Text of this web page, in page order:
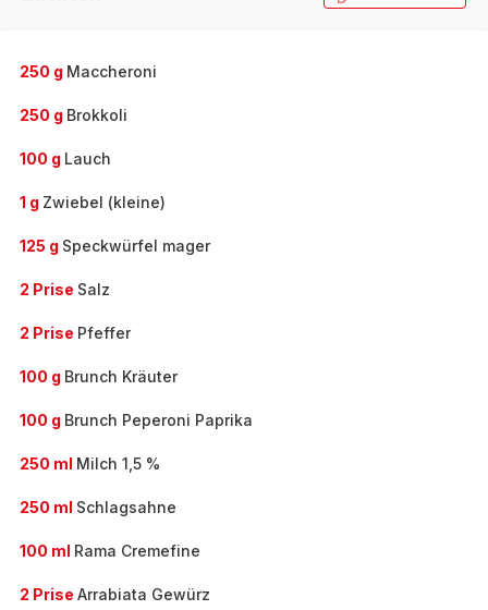
250 g Maccheroni
250 g Brokkoli
100 g Lauch
1 g Zwiebel (kleine)
125 g Speckwürfel mager
2 Prise Salz
2 Prise Pfeffer
100 g Brunch Kräuter
100 g Brunch Peperoni Paprika
250 ml Milch 1,5 %
250 ml Schlagsahne
100 ml Rama Cremefine
2 Prise Arrabiata Gewürz